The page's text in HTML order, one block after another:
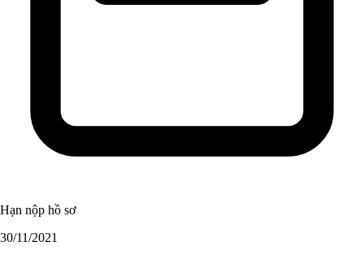
Hạn nộp hồ sơ
30/11/2021